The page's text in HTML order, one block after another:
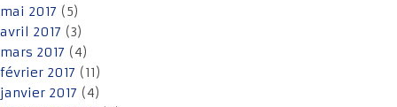
mai 2017 (5)
avril 2017 (3)
mars 2017 (4)
février 2017 (11)
janvier 2017 (4)